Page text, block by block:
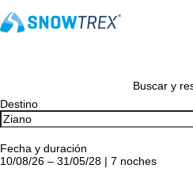
Buscar y
Destino
Fecha y duración
10/08/26 – 31/05/28 | 7 noches